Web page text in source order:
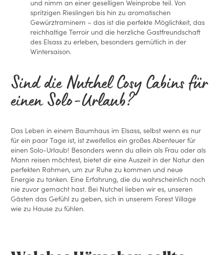
und nimm an einer geselligen Weinprobe teil. Von
spritzigen Rieslingen bis hin zu aromatischen
Gewürztraminern – das ist die perfekte Möglichkeit, das
reichhaltige Terroir und die herzliche Gastfreundschaft
des Elsass zu erleben, besonders gemütlich in der
Wintersaison.
Sind die Nutchel Cosy Cabins für
einen Solo-Urlaub?
Das Leben in einem Baumhaus im Elsass, selbst wenn es nur
für ein paar Tage ist, ist zweifellos ein großes Abenteuer für
einen Solo-Urlaub! Besonders wenn du allein als Frau oder als
Mann reisen möchtest, bietet dir eine Auszeit in der Natur den
perfekten Rahmen, um zur Ruhe zu kommen und neue
Energie zu tanken. Eine Erfahrung, die du wahrscheinlich noch
nie zuvor gemacht hast. Bei Nutchel lieben wir es, unseren
Gästen das Gefühl zu geben, sich in unserem Forest Village
wie zu Hause zu fühlen.